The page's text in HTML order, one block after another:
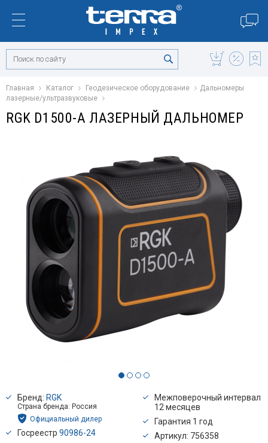
Главная Каталог Геодезическое оборудование
Дальномеры
лазерные/ультразвуковые
RGK D1500-A ЛАЗЕРНЫЙ ДАЛЬНОМЕР
Бренд: RGK
Страна бренда: Россия
Официальный дилер
Госреестр 90986-24
Межповерочный интервал
12 месяцев
Гарантия 1 год
Артикул: 756358